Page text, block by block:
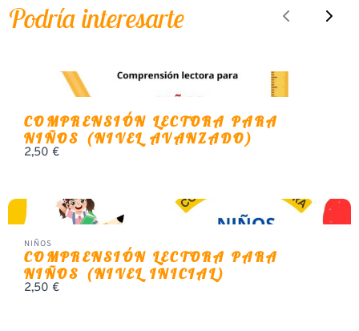
Podría interesarte Previous
COMPRENSIÓN LECTORA PARA
NIÑOS (NIVEL AVANZADO)
2,50 €
NIÑOS
COMPRENSIÓN LECTORA PARA
NIÑOS (NIVEL INICIAL)
2,50 €